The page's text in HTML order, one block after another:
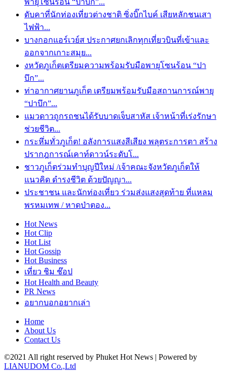
ดับคาที่นักท่องเที่ยวต่างชาติ ซิ่งบิ๊กไบค์ เสียหลักชนเสา
ไฟฟ้า...
บางกอกแอร์เวย์ส ประกาศยกเลิกทุกเที่ยวบินที่เข้าและ
ออกจากเกาะสมุย...
งหวัดภูเก็ตเตรียมความพร้อมรับมือพายุโซนร้อน “ปา
บึก”...
ท่าอากาศยานภูเก็ต เตรียมพร้อมรับมือสถานการณ์พายุ
“ปาบึก”...
แมวดาวถูกรถชนได้รับบาดเจ็บสาหัส เจ้าหน้าที่เร่งรักษา
ช่วยชีวิต...
กระหึ่มทั่วภูเก็ต! อลังการแสงสีเสียง พลุตระการตา สร้าง
ปรากฎการณ์เคาท์ดาวน์ระดับโ...
ชาวภูเก็ตร่วมทำบุญปีใหม่ /เจ้าคณะจังหวัดภูเก็ตให้
แนวคิด ดำรงชีวิต ด้วยปัญญา...
ประชาชน และนักท่องเที่ยว ร่วมส่งแสงสุดท้าย ที่เเหลม
พรหมเทพ / หาดป่าตอง...
Hot News
Hot Clip
Hot List
Hot Gossip
Hot Business
เที่ยว ชิม ช๊อป
Hot Health and Beauty
PR News
อยากบอกอยากเล่า
Home
About Us
Contact Us
©2021 All right reserved by Phuket Hot News | Powered by
LIANUDOM Co.,Ltd